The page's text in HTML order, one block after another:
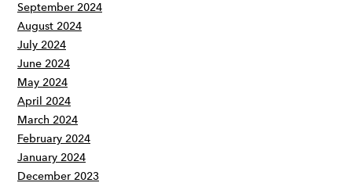
September 2024
August 2024
July 2024
June 2024
May 2024
April 2024
March 2024
February 2024
January 2024
December 2023